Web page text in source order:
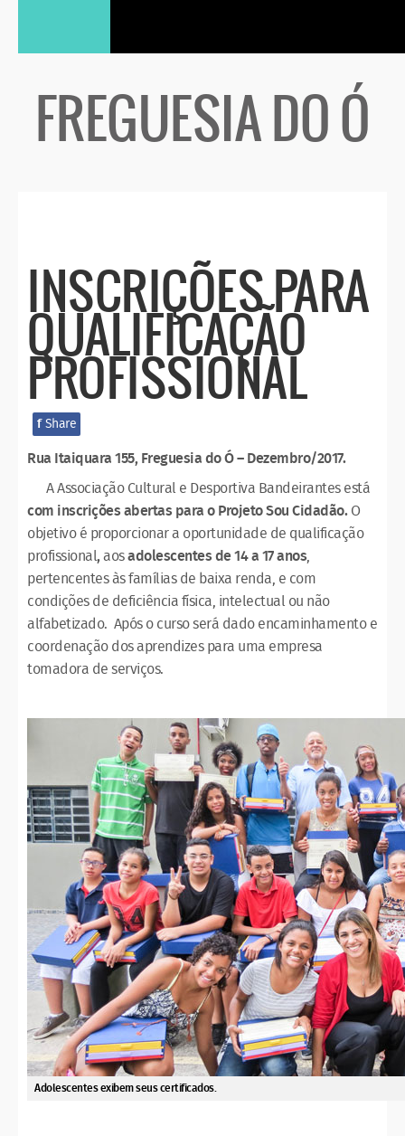
FREGUESIA DO Ó
INSCRIÇÕES PARA
QUALIFICAÇÃO
PROFISSIONAL
f Share
Rua Itaiquara 155, Freguesia do Ó – Dezembro/2017.
A Associação Cultural e Desportiva Bandeirantes está
com inscrições abertas para o Projeto Sou Cidadão.O
objetivo é proporcionar a oportunidade de qualificação
profissional,aosadolescentes de 14 a 17 anos,
pertencentes às famílias de baixa renda, e com
condições de deficiência física, intelectual ou não
alfabetizado. Após o curso será dado encaminhamento e
coordenação dos aprendizes para uma empresa
tomadora de serviços.
Adolescentes exibem seus certificados.